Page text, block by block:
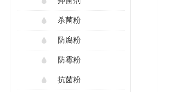
杀菌粉
防腐粉
防霉粉
抗菌粉